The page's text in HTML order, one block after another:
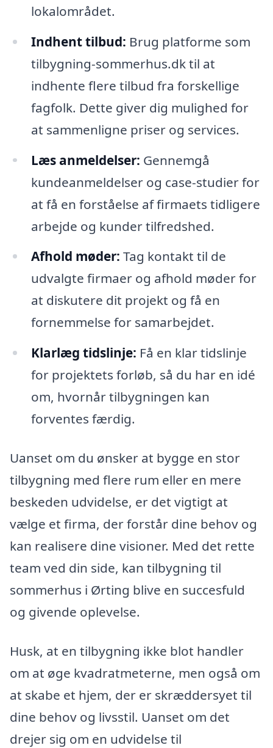
lokalområdet.
Indhent tilbud: Brug platforme som
tilbygning-sommerhus.dk til at
indhente flere tilbud fra forskellige
fagfolk. Dette giver dig mulighed for
at sammenligne priser og services.
Læs anmeldelser: Gennemgå
kundeanmeldelser og case-studier for
at få en forståelse af firmaets tidligere
arbejde og kunder tilfredshed.
Afhold møder: Tag kontakt til de
udvalgte firmaer og afhold møder for
at diskutere dit projekt og få en
fornemmelse for samarbejdet.
Klarlæg tidslinje: Få en klar tidslinje
for projektets forløb, så du har en idé
om, hvornår tilbygningen kan
forventes færdig.
Uanset om du ønsker at bygge en stor
tilbygning med flere rum eller en mere
beskeden udvidelse, er det vigtigt at
vælge et firma, der forstår dine behov og
kan realisere dine visioner. Med det rette
team ved din side, kan tilbygning til
sommerhus i Ørting blive en succesfuld
og givende oplevelse.
Husk, at en tilbygning ikke blot handler
om at øge kvadratmeterne, men også om
at skabe et hjem, der er skræddersyet til
dine behov og livsstil. Uanset om det
drejer sig om en udvidelse til